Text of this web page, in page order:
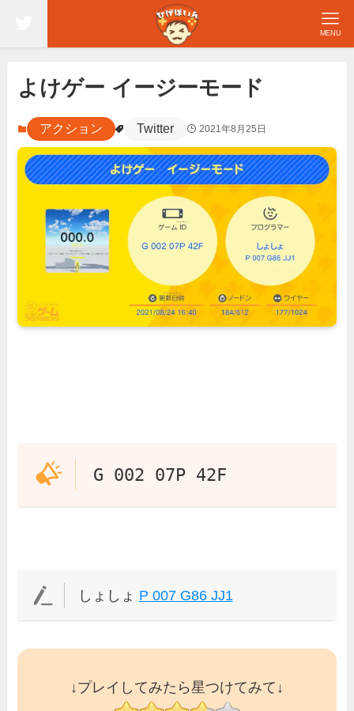
MENU
よけゲー イージーモード
アクション Twitter 2021年8月25日
G 002 07P 42F
しょしょ P 007 G86 JJ1
↓プレイしてみたら星つけてみて↓